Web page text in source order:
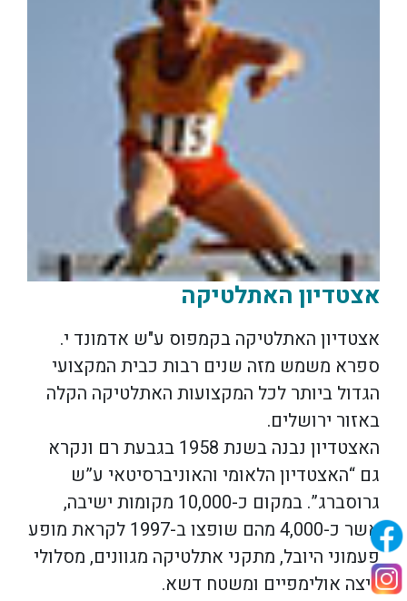
אצטדיון האתלטיקה
אצטדיון האתלטיקה בקמפוס ע"ש אדמונד י.
ספרא משמש מזה שנים רבות כבית המקצועי
הגדול ביותר לכל המקצועות האתלטיקה הקלה
באזור ירושלים.
האצטדיון נבנה בשנת 1958 בגבעת רם ונקרא
גם “האצטדיון הלאומי והאוניברסיטאי ע”ש
גרוסברג”. במקום כ-10,000 מקומות ישיבה,
אשר כ-4,000 מהם שופצו ב-1997 לקראת מופע
פעמוני היובל, מתקני אתלטיקה מגוונים, מסלולי
ריצה אולימפיים ומשטח דשא.